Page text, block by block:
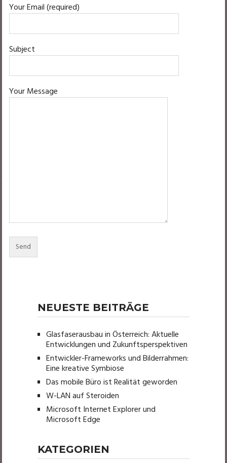
Your Email (required)
Subject
Your Message
NEUESTE BEITRÄGE
Glasfaserausbau in Österreich: Aktuelle
Entwicklungen und Zukunftsperspektiven
Entwickler-Frameworks und Bilderrahmen:
Eine kreative Symbiose
Das mobile Büro ist Realität geworden
W-LAN auf Steroiden
Microsoft Internet Explorer und
Microsoft Edge
KATEGORIEN